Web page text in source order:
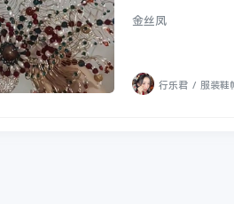
金丝凤
行乐君 / 服装鞋